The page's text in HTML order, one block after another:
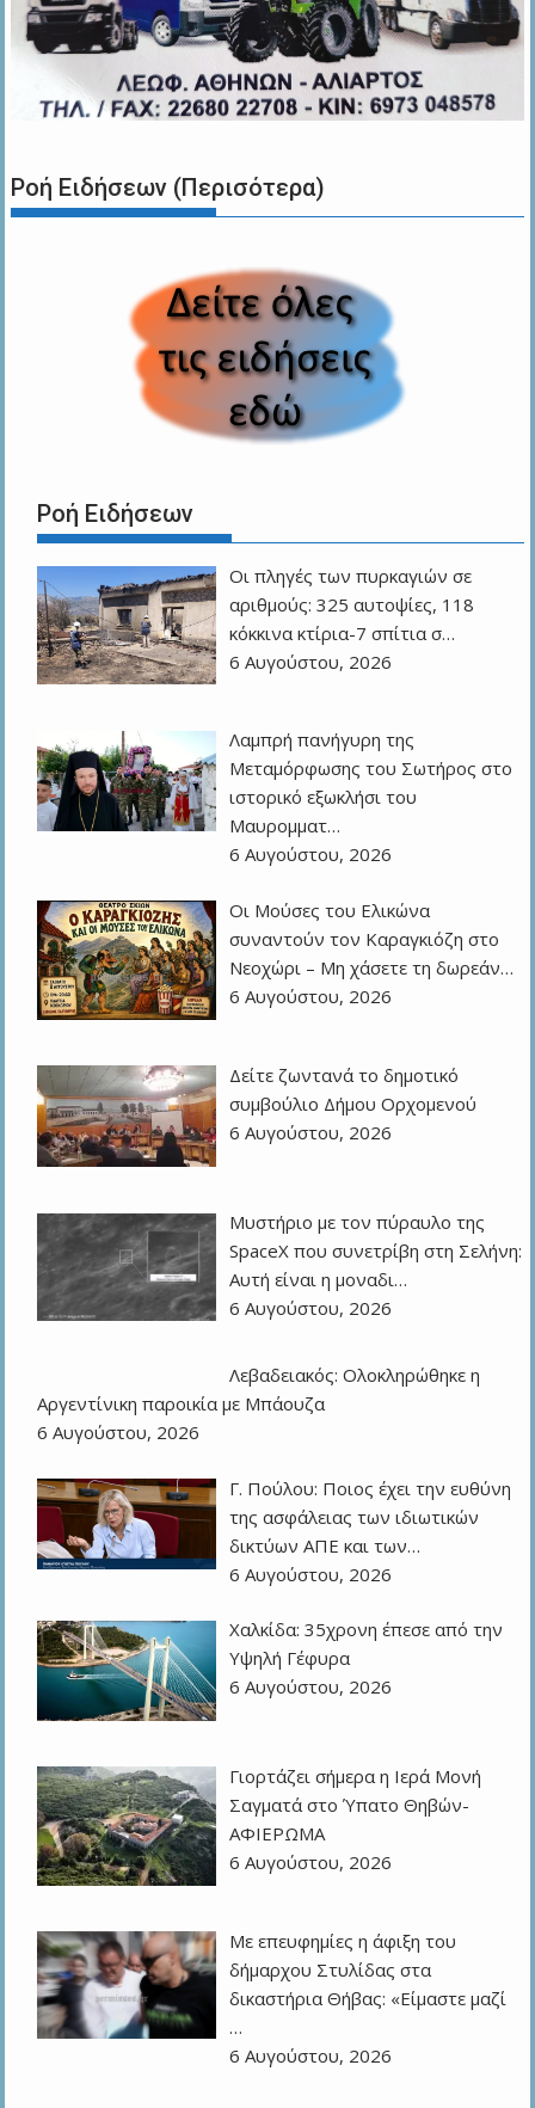
Ροή Ειδήσεων (Περισότερα)
Ροή Ειδήσεων
Οι πληγές των πυρκαγιών σε
αριθμούς: 325 αυτοψίες, 118
κόκκινα κτίρια-7 σπίτια σ…
6 Αυγούστου, 2026
Λαμπρή πανήγυρη της
Μεταμόρφωσης του Σωτήρος στο
ιστορικό εξωκλήσι του
Μαυρομματ…
6 Αυγούστου, 2026
Οι Μούσες του Ελικώνα
συναντούν τον Καραγκιόζη στο
Νεοχώρι – Μη χάσετε τη δωρεάν…
6 Αυγούστου, 2026
Δείτε ζωντανά το δημοτικό
συμβούλιο Δήμου Ορχομενού
6 Αυγούστου, 2026
Μυστήριο με τον πύραυλο της
SpaceX που συνετρίβη στη Σελήνη:
Αυτή είναι η μοναδι…
6 Αυγούστου, 2026
Λεβαδειακός: Ολοκληρώθηκε η
Αργεντίνικη παροικία με Μπάουζα
6 Αυγούστου, 2026
Γ. Πούλου: Ποιος έχει την ευθύνη
της ασφάλειας των ιδιωτικών
δικτύων ΑΠΕ και των…
6 Αυγούστου, 2026
Χαλκίδα: 35χρονη έπεσε από την
Υψηλή Γέφυρα
6 Αυγούστου, 2026
Γιορτάζει σήμερα η Ιερά Μονή
Σαγματά στο Ύπατο Θηβών-
ΑΦΙΕΡΩΜΑ
6 Αυγούστου, 2026
Με επευφημίες η άφιξη του
δήμαρχου Στυλίδας στα
δικαστήρια Θήβας: «Είμαστε μαζί
…
6 Αυγούστου, 2026